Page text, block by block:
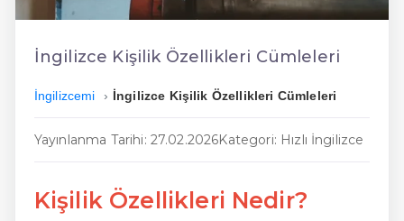
En Ucuz İngilizce
En Uygun İngilizce
Hızlı İngilizce
İngilizce Kişilik Özellikleri Cümleleri
İngilizcemi İngilizce Kişilik Özellikleri Cümleleri
Yayınlanma Tarihi: 27.02.2026Kategori: Hızlı İngilizce
Kişilik Özellikleri Nedir?